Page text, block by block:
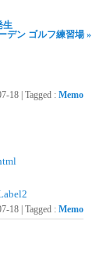
生
デン ゴルフ練習場 »
18 Tagged : Memo
18 Tagged : Memo